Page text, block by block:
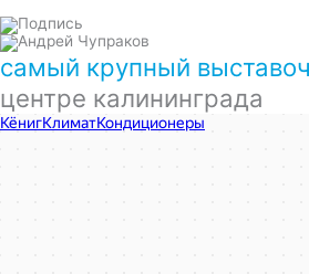
самый крупный
центре калининграда
КёнигКлимат
Кондиционеры в Калининграде